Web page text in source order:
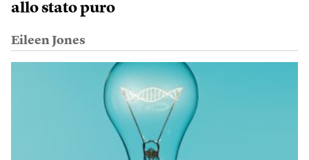
allo stato puro
Eileen Jones